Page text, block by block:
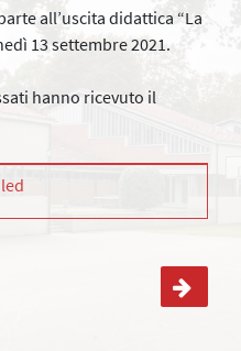
all’uscita didattica “La
13 settembre 2021.
hanno ricevuto il